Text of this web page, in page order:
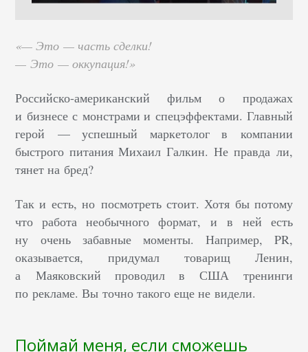
«— Это — часть сделки!
— Это — оккупация!»
Российско-американский фильм о продажах
и бизнесе с монстрами и спецэффектами. Главный
герой — успешный маркетолог в компании
быстрого питания Михаил Галкин. Не правда ли,
тянет на бред?
Так и есть, но посмотреть стоит. Хотя бы потому
что работа необычного формат, и в ней есть
ну очень забавные моменты. Например, PR,
оказывается, придумал товарищ Ленин,
а Маяковский проводил в США тренинги
по рекламе. Вы точно такого еще не видели.
Поймай меня, если сможешь